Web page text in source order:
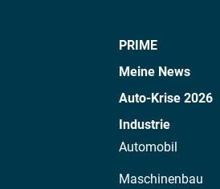
PRIME
Meine News
Auto-Krise 2026
Industrie
Automobil
Maschinenbau